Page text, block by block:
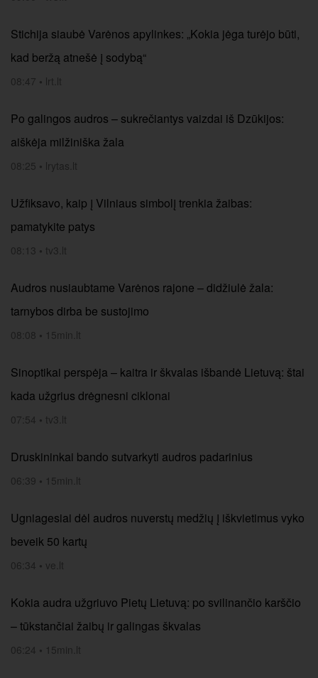
Stichija siaubė Varėnos apylinkes: „Kokia jėga turėjo būti,
kad beržą atnešė į sodybą“
08:47 • lrt.lt
Po galingos audros – sukrečiantys vaizdai iš Dzūkijos:
aiškėja milžiniška žala
08:25 • lrytas.lt
Užfiksavo, kaip į Vilniaus simbolį trenkia žaibas:
pamatykite patys
08:13 • tv3.lt
Audros nusiaubtame Varėnos rajone – didžiulė žala:
tarnybos dirba be sustojimo
08:08 • 15min.lt
Sinoptikai perspėja – kaitra ir škvalas išbandė Lietuvą: štai
kada užgrius drėgnesni ciklonai
07:54 • tv3.lt
Druskininkai bando sutvarkyti audros padarinius
06:39 • 15min.lt
Ugniagesiai dėl audros nuverstų medžių į iškvietimus vyko
beveik 50 kartų
06:34 • ve.lt
Kokia audra užgriuvo Pietų Lietuvą: po svilinančio karščio
– tūkstančiai žaibų ir galingas škvalas
06:24 • 15min.lt